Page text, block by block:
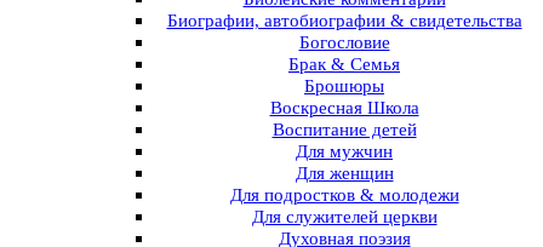
Биографии, автобиографии & свидетельства
Богословие
Брак & Семья
Брошюры
Воскресная Школа
Воспитание детей
Для мужчин
Для женщин
Для подростков & молодежи
Для служителей церкви
Духовная поэзия